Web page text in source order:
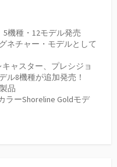
5機種・12モデル発売
ネチャー・モデルとして
ャスター、プレシジョ
ル8機種が追加発売！
品
ラーShoreline Goldモデ